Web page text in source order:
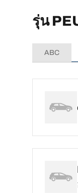
รุ่น
ABC